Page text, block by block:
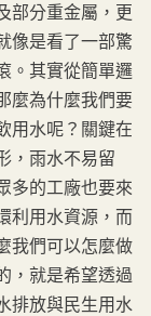
部分重金屬，更
像是看了一部驚
。其實從簡單邏
麼為什麼我們要
用水呢？關鍵在
，雨水不易留
多的工廠也要來
利用水資源，而
我們可以怎麼做
，就是希望透過
排放與民生用水